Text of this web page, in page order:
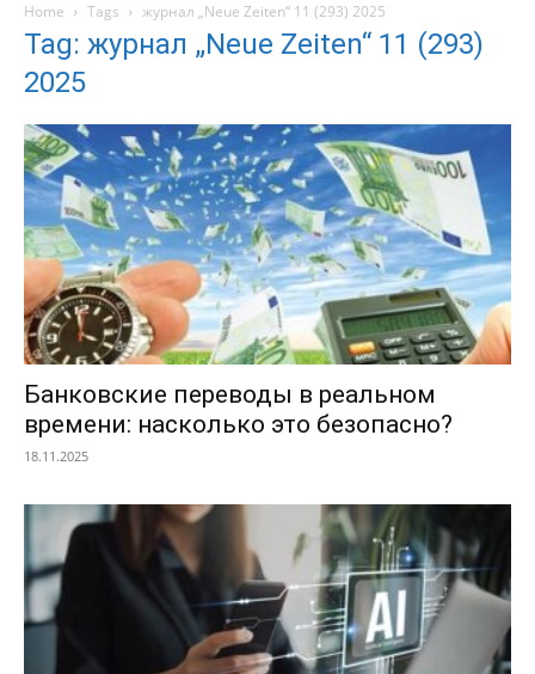
Home Tags журнал „Neue Zeiten“ 11 (293) 2025
Tag: журнал „Neue Zeiten“ 11 (293)
2025
Банковские переводы в реальном
времени: насколько это безопасно?
18.11.2025